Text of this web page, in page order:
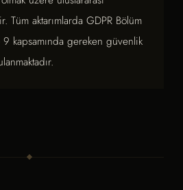
Tüm aktarımlarda GDPR Bölüm
kapsamında gereken güvenlik